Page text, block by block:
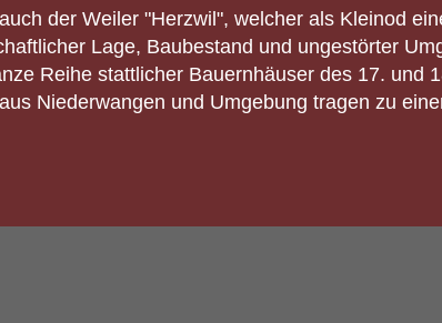
der Weiler "Herzwil", welcher als Kleinod
Lage, Baubestand und ungestörter
Reihe stattlicher Bauernhäuser des 17. und
Niederwangen und Umgebung tragen zu